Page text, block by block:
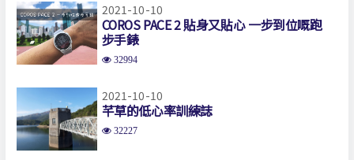
2021-10-10
COROS PACE 2 貼身又貼心 一步到位嘅跑
步手錶
32994
2021-10-10
芊草的低心率訓練誌
32227